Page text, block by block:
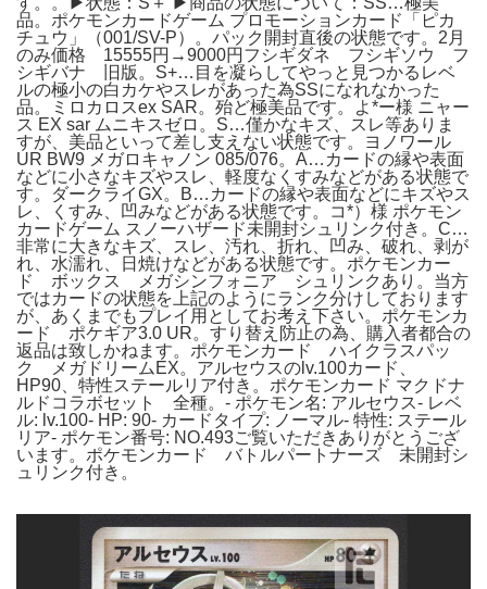
品。ポケモンカードゲーム プロモーションカード「ピカ
チュウ」（001/SV-P）。パック開封直後の状態です。2月
のみ価格 15555円→9000円フシギダネ フシギソウ フ
シギバナ 旧版。S+…目を凝らしてやっと見つかるレベ
ルの極小の白カケやスレがあった為SSになれなかった
品。ミロカロスex SAR。殆ど極美品です。よ*ー様 ニャー
ス EX sar ムニキスゼロ。S…僅かなキズ、スレ等ありま
すが、美品といって差し支えない状態です。ヨノワール
UR BW9 メガロキャノン 085/076。A…カードの縁や表面
などに小さなキズやスレ、軽度なくすみなどがある状態で
す。ダークライGX。B…カードの縁や表面などにキズやス
レ、くすみ、凹みなどがある状態です。コ*）様 ポケモン
カードゲーム スノーハザード未開封シュリンク付き。C…
非常に大きなキズ、スレ、汚れ、折れ、凹み、破れ、剥が
れ、水濡れ、日焼けなどがある状態です。ポケモンカー
ド ボックス メガシンフォニア シュリンクあり。当方
ではカードの状態を上記のようにランク分けしております
が、あくまでもプレイ用としてお考え下さい。ポケモンカ
ード ポケギア3.0 UR。すり替え防止の為、購入者都合の
返品は致しかねます。ポケモンカード ハイクラスパッ
ク メガドリームEX。アルセウスのlv.100カード、
HP90、特性ステールリア付き。ポケモンカード マクドナ
ルドコラボセット 全種。- ポケモン名: アルセウス- レベ
ル: lv.100- HP: 90- カードタイプ: ノーマル- 特性: ステール
リア- ポケモン番号: NO.493ご覧いただきありがとうござ
います。ポケモンカード バトルパートナーズ 未開封シ
ュリンク付き。